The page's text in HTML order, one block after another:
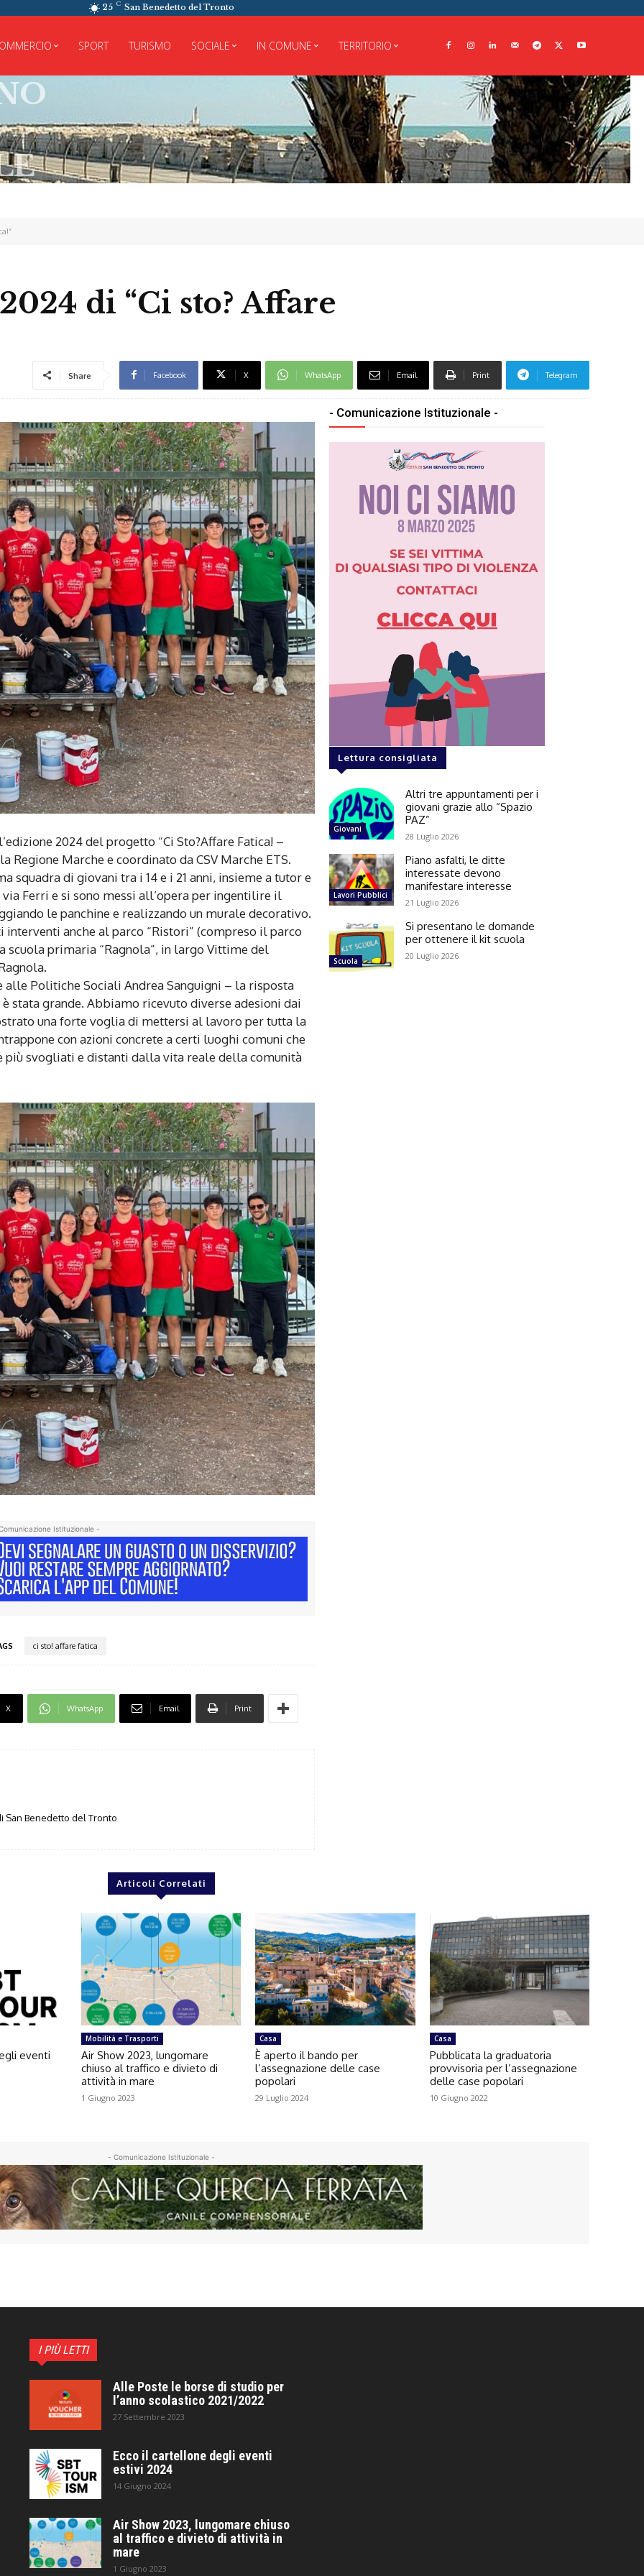
25 C San Benedetto del Tronto
SPORT TURISMO SOCIALE IN COMUNE TERRITORIO
di “Ci sto? Affare
Share Facebook X WhatsApp Email Print Telegram
2024 del progetto “Ci Sto?Affare Fatica! –
Regione Marche e coordinato da CSV Marche ETS.
squadra di giovani tra i 14 e i 21 anni, insieme a tutor e
Ferri e si sono messi all’opera per ingentilire il
le panchine e realizzando un murale decorativo.
interventi anche al parco “Ristori” (compreso il parco
scuola primaria “Ragnola”, in largo Vittime del
alle Politiche Sociali Andrea Sanguigni – la risposta
stata grande. Abbiamo ricevuto diverse adesioni dai
una forte voglia di mettersi al lavoro per tutta la
con azioni concrete a certi luoghi comuni che
più svogliati e distanti dalla vita reale della comunità
Istituzionale -
ci sto! affare fatica
X WhatsApp Email Print
San Benedetto del Tronto
- Comunicazione Istituzionale -
Lettura consigliata
Giovani
Altri tre appuntamenti per i
giovani grazie allo “Spazio
PAZ”
28 Luglio 2026
Lavori Pubblici
Piano asfalti, le ditte
interessate devono
manifestare interesse
21 Luglio 2026
Scuola
Si presentano le domande
per ottenere il kit scuola
20 Luglio 2026
Articoli Correlati
eventi
Mobilità e Trasporti
Air Show 2023, lungomare
chiuso al traffico e divieto di
attività in mare
1 Giugno 2023
Casa
È aperto il bando per
l’assegnazione delle case
popolari
29 Luglio 2024
Casa
Pubblicata la graduatoria
provvisoria per l’assegnazione
delle case popolari
10 Giugno 2022
- Comunicazione Istituzionale -
I PIÙ LETTI
Alle Poste le borse di studio per
l’anno scolastico 2021/2022
27 Settembre 2023
Ecco il cartellone degli eventi
estivi 2024
14 Giugno 2024
Air Show 2023, lungomare chiuso
al traffico e divieto di attività in
mare
1 Giugno 2023